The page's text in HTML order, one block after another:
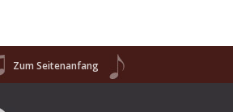
Zum Seitenanfang